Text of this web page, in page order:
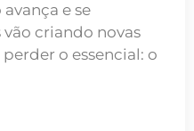
e se
vão criando novas
o essencial: o